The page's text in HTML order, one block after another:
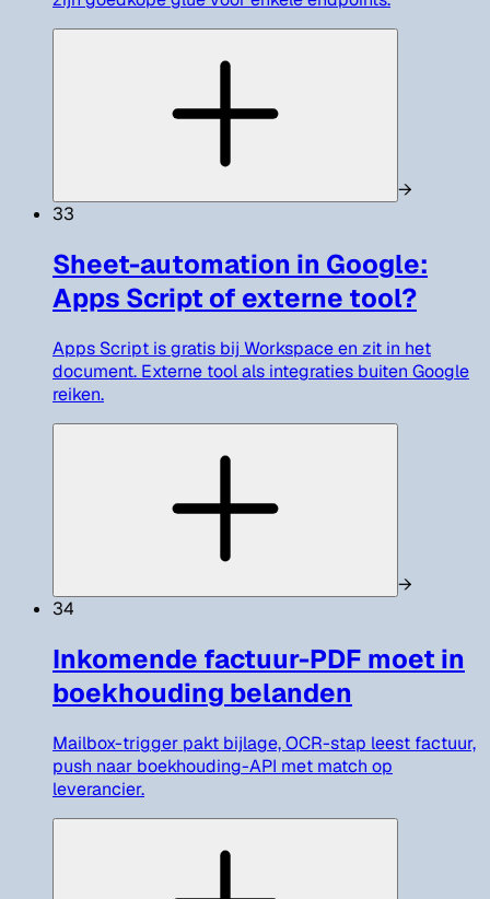
→
33
Sheet-automation in Google:
Apps Script of externe tool?
Apps Script is gratis bij Workspace en zit in het
document. Externe tool als integraties buiten Google
reiken.
→
34
Inkomende factuur-PDF moet in
boekhouding belanden
Mailbox-trigger pakt bijlage, OCR-stap leest factuur,
push naar boekhouding-API met match op
leverancier.